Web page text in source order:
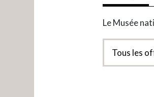
Le Musée
Tous les